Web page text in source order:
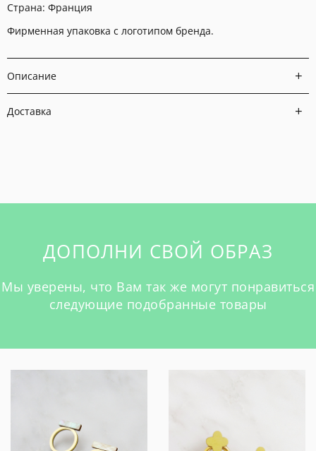
Страна: Франция
Фирменная упаковка с логотипом бренда.
Описание
Доставка
ДОПОЛНИ СВОЙ ОБРАЗ
Мы уверены, что Вам так же могут понравиться
следующие подобранные товары